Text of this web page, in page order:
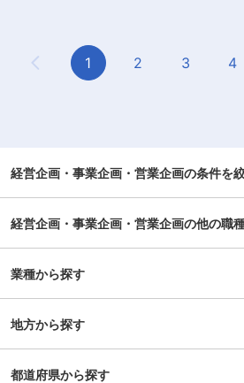
じ取り、それに応える新しいサービスにも挑
ております。具体的には、電柱を活用した
電器設置サービス、全国電柱位置情報データ
の時々で重要度の高い課題をお任せします。
は一案です ・経営戦略、事業計画の策定 ・
ポレートアクション（資本政策、IPO、
イン取引量9年連続No.1： 国内暗号資産交
における2016年〜2024年の差金決済および
取引を含んだ年間出来高。（日本暗号資産
換業者各社が公表する取引データに基づき
社の定める業務
Previous Page
1 2 3 4
経営企画・事業企画・営業企画の条件を
経営企画・事業企画・営業企画の他の職
業種から探す
地方から探す
都道府県から探す